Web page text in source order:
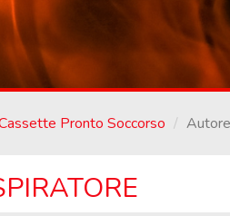
Pronto Soccorso